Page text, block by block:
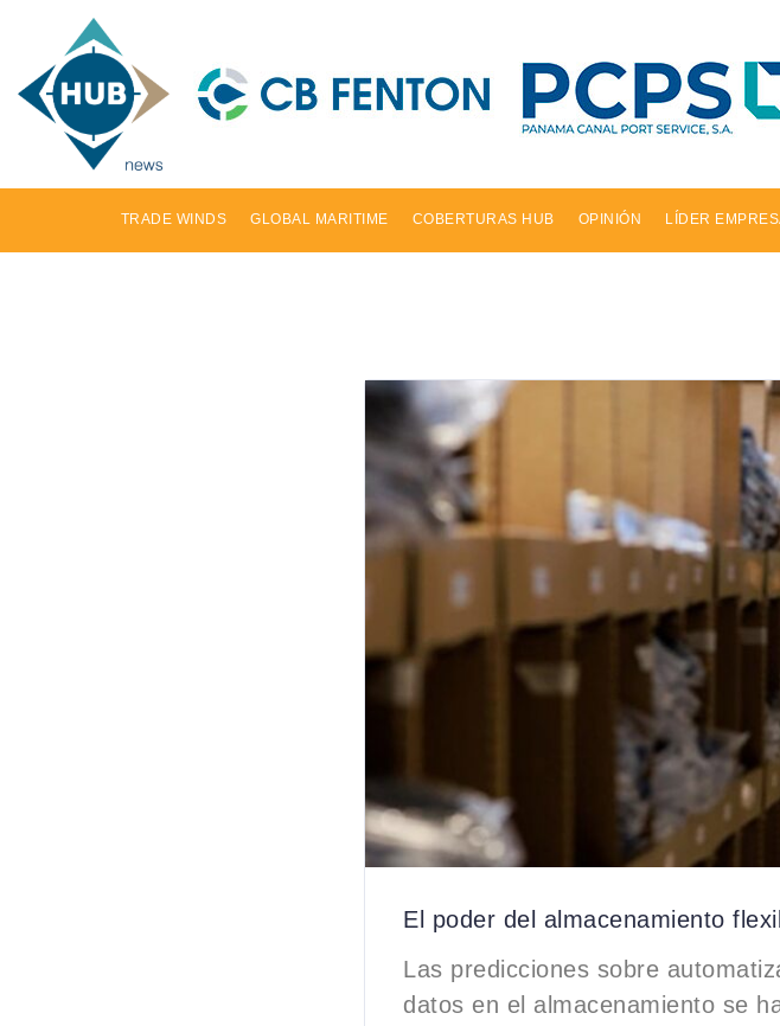
TRADE WINDS GLOBAL MARITIME COBERTURAS HUB OPINIÓN LÍDER
El poder del almacenamiento
Las predicciones sobre
datos en el almacenamiento se